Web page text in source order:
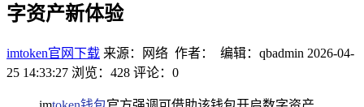
字资产新体验
imtoken官网下载 来源：网络 作者： 编辑：qbadmin 2026-04-
25 14:33:27 浏览：428 评论：0